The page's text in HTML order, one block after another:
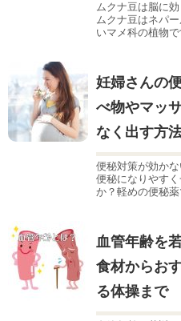
ムクナ豆は脳に
ムクナ豆はネパ
いマメ科の植物
妊婦さんの
べ物やマッ
なく出す方
便秘対策が効か
便秘になりやす
か？軽めの便秘
血管年齢を
食材からお
る体操まで